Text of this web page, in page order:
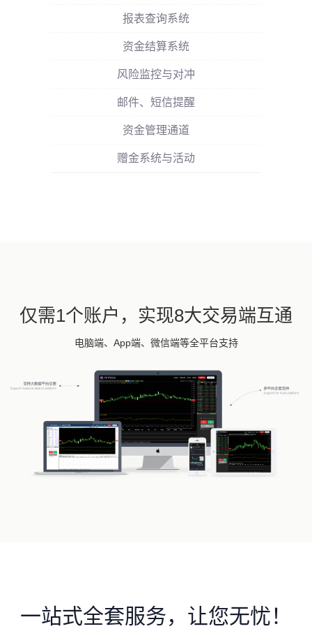
报表查询系统
资金结算系统
风险监控与对冲
邮件、短信提醒
资金管理通道
赠金系统与活动
仅需1个账户，实现8大交易端互通
电脑端、App端、微信端等全平台支持
一站式全套服务，让您无忧！